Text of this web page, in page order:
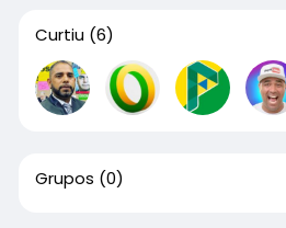
Curtiu (6)
Grupos (0)